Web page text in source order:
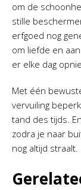
om de
stille
erfgoed nog
om liefde en
er elke dag
Met één
vervuiling
tand des tijds.
zodra je naar
nog altijd straalt.